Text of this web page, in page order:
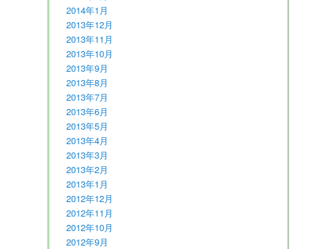
2014年1月
2013年12月
2013年11月
2013年10月
2013年9月
2013年8月
2013年7月
2013年6月
2013年5月
2013年4月
2013年3月
2013年2月
2013年1月
2012年12月
2012年11月
2012年10月
2012年9月